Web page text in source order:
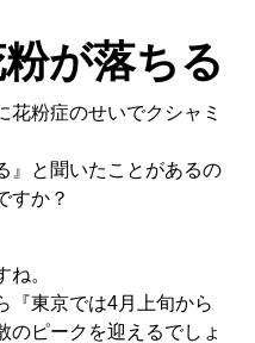
が落ちる
花粉症のせいでクシャミ
』と聞いたことがあるの
すか？
。
『東京では4月上旬から
のピークを迎えるでしょ